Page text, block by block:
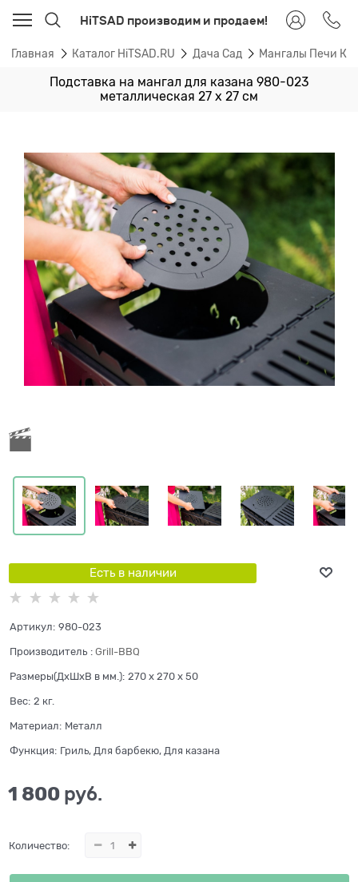
HiTSAD производим и продаем!
Главная Каталог HiTSAD.RU Дача Сад Мангалы Печи
Подставка на мангал для казана 980-023
металлическая 27 х 27 см
Есть в наличии
Артикул: 980-023
Производитель : Grill-BBQ
Размеры(ДхШхВ в мм.): 270 x 270 x 50
Вес: 2 кг.
Материал: Металл
Функция: Гриль, Для барбекю, Для казана
1 800 руб.
Количество: